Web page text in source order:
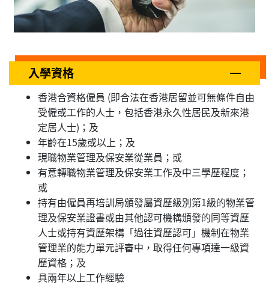
入學資格
香港合資格僱員 (即合法在香港居留並可無條件自由
受僱或工作的人士，包括香港永久性居民及新來港
定居人士)；及
年齡在15歲或以上；及
現職物業管理及保安業從業員；或
有意轉職物業管理及保安業工作及中三學歷程度；
或
持有由僱員再培訓局頒發屬資歷級別第1級的物業管
理及保安業證書或由其他認可機構頒發的同等資歷
人士或持有資歷架構「過往資歷認可」機制在物業
管理業的能力單元評審中，取得任何專項達一級資
歷資格；及
具兩年以上工作經驗